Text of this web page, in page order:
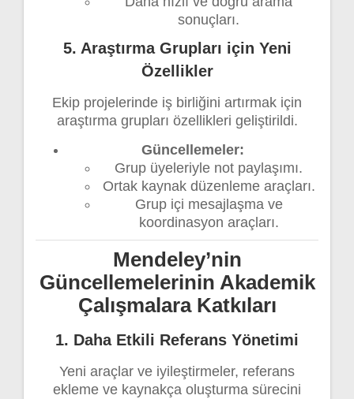
sonuçları.
5. Araştırma Grupları için Yeni
Özellikler
Ekip projelerinde iş birliğini artırmak için
araştırma grupları özellikleri geliştirildi.
Güncellemeler:
Grup üyeleriyle not paylaşımı.
Ortak kaynak düzenleme araçları.
Grup içi mesajlaşma ve
koordinasyon araçları.
Mendeley’nin
Güncellemelerinin Akademik
Çalışmalara Katkıları
1. Daha Etkili Referans Yönetimi
Yeni araçlar ve iyileştirmeler, referans
ekleme ve kaynakça oluşturma sürecini